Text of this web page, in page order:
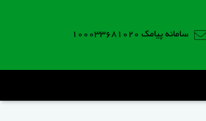
سامانه پیامک 100033681020